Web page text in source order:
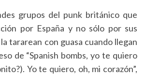
grupos del punk británico que
por España y no sólo por sus
tararean con guasa cuando llegan
de “Spanish bombs, yo te quiero
Yo te quiero, oh, mi corazón”,